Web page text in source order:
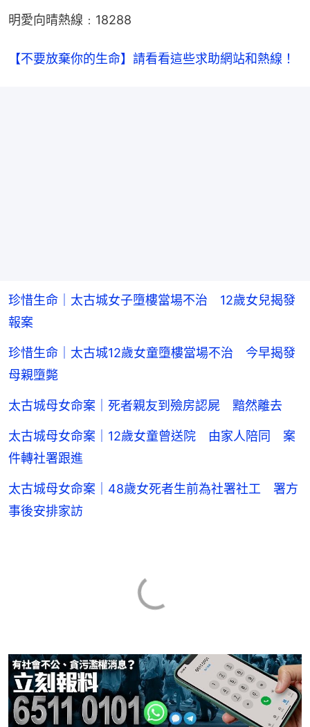
明愛向晴熱線﹕18288
【不要放棄你的生命】請看看這些求助網站和熱線！
珍惜生命｜太古城女子墮樓當場不治 12歲女兒揭發
報案
珍惜生命｜太古城12歲女童墮樓當場不治 今早揭發
母親墮斃
太古城母女命案｜死者親友到殮房認屍 黯然離去
太古城母女命案｜12歲女童曾送院 由家人陪同 案
件轉社署跟進
太古城母女命案｜48歲女死者生前為社署社工 署方
事後安排家訪